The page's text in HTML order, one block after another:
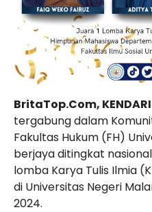
BritaTop.Com,
tergabung dalam
Fakultas Hukum (FH)
berjaya ditingkat
lomba Karya Tulis Ilmia
di Universitas Negeri
2024.